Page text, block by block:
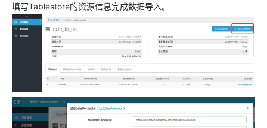
填写Tablestore的资源信息完成数据导入。